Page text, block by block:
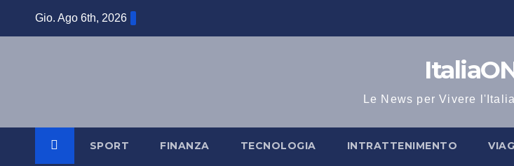
Gio. Ago 6th, 2026
Le News per Vivere
SPORT FINANZA TECNOLOGIA INTRATTENIMENTO